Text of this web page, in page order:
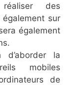
des
sur
également
d’aborder la
mobiles
de